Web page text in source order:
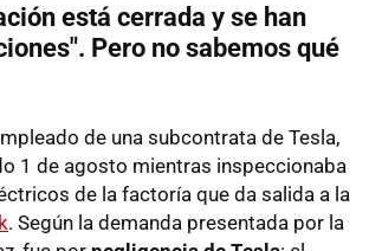
está cerrada y se han
Pero no sabemos qué
de una subcontrata de Tesla,
1 de agosto mientras inspeccionaba
de la factoría que da salida a la
. Según la demanda presentada por la